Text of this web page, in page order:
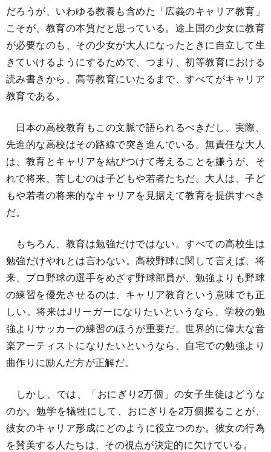
だろうが、いわゆる教養も含めた「広義のキャリア教育」
こそが、教育の本質だと思っている。途上国の少女に教育
が必要なのも、その少女が大人になったときに自立して生
きていけるようにするためで、つまり、初等教育における
読み書きから、高等教育にいたるまで、すべてがキャリア
教育である。
日本の高校教育もこの文脈で語られるべきだし、実際、
先進的な高校はその路線で突き進んでいる。無責任な大人
は、教育とキャリアを結びつけて考えることを嫌うが、そ
れで将来、苦しむのは子どもや若者たちだ。大人は、子ど
もや若者の将来的なキャリアを見据えて教育を提供すべき
だ。
もちろん、教育は勉強だけではない。すべての高校生は
勉強だけやれとは言わない。高校野球に関して言えば、将
来、プロ野球の選手をめざす野球部員が、勉強よりも野球
の練習を優先させるのは、キャリア教育という意味でも正
しい。将来はJリーガーになりたいというなら、学校の勉
強よりサッカーの練習のほうが重要だ。世界的に偉大な音
楽アーティストになりたいというなら、自宅での勉強より
曲作りに励んだ方が正解だ。
しかし、では、「おにぎり2万個」の女子生徒はどうな
のか。勉学を犠牲にして、おにぎりを2万個握ることが、
彼女のキャリア形成にどのように役立つのか。彼女の行為
を賛美する人たちは、その視点が決定的に欠けている。